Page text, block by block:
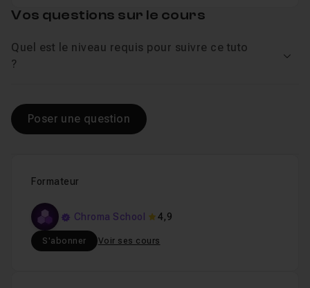
Formateur
Chroma School 4,9
S'abonner Voir ses cours
Vos questions sur le cours
Quel est le niveau requis pour suivre ce tuto
?
Poser une question